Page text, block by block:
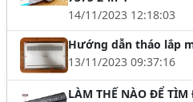
14/11/2023 12:18:03
Hướng dẫn tháo lắp
13/11/2023 09:37:16
LÀM THẾ NÀO ĐỂ TÌM